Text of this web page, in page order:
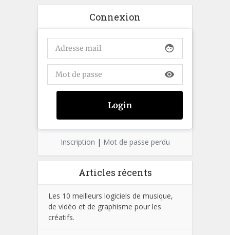
Connexion
face
visibility
Inscription | Mot de passe perdu
Articles récents
Les 10 meilleurs logiciels de musique,
de vidéo et de graphisme pour les
créatifs.